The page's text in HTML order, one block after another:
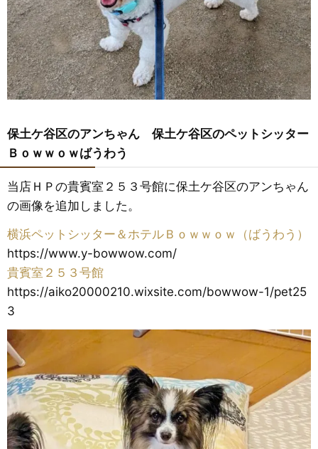
保土ケ谷区のアンちゃん 保土ケ谷区のペットシッター
Ｂｏｗｗｏｗばうわう
当店ＨＰの貴賓室２５３号館に保土ケ谷区のアンちゃん
の画像を追加しました。
横浜ペットシッター＆ホテルＢｏｗｗｏｗ（ばうわう）
https://www.y-bowwow.com/
貴賓室２５３号館
https://aiko20000210.wixsite.com/bowwow-1/pet25
3